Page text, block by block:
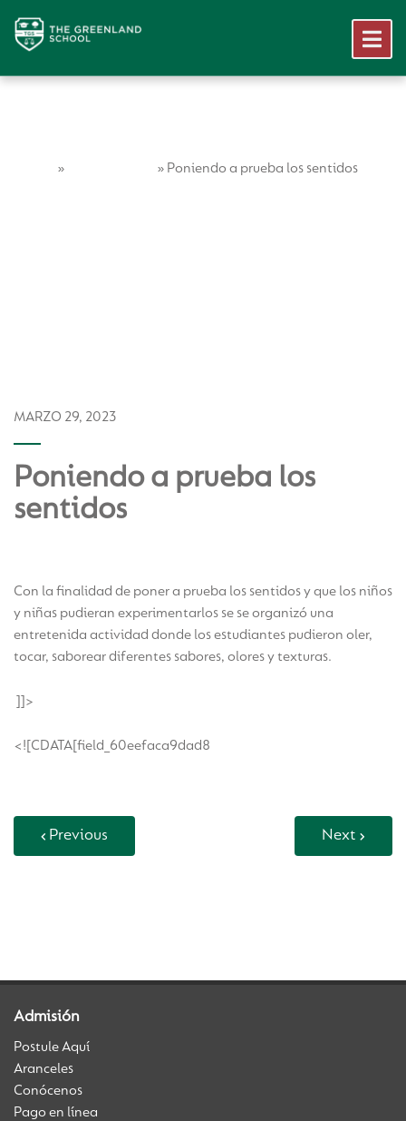
» » Poniendo a prueba los sentidos
MARZO 29, 2023
Poniendo a prueba los
sentidos
Con la finalidad de poner a prueba los sentidos y que los niños
y niñas pudieran experimentarlos se se organizó una
entretenida actividad donde los estudiantes pudieron oler,
tocar, saborear diferentes sabores, olores y texturas.
]]>
<![CDATA[field_60eefaca9dad8
Previous Next
Admisión
Postule Aquí
Aranceles
Conócenos
Pago en línea